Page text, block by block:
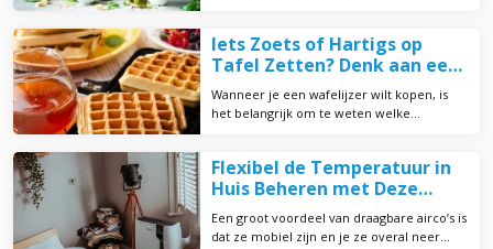
Iets Zoets of Hartigs op
Tafel Zetten? Denk aan een
Wafelijzer!
Wanneer je een wafelijzer wilt kopen, is
het belangrijk om te weten welke
Flexibel de Temperatuur in
Huis Beheren met Deze
Oplossingen
Een groot voordeel van draagbare airco’s is
dat ze mobiel zijn en je ze overal neer